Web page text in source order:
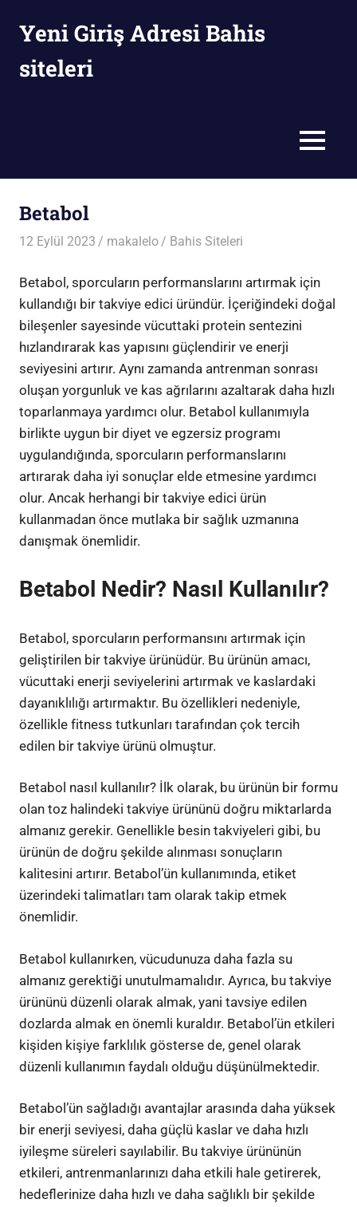
Yeni Giriş Adresi Bahis
siteleri
MENÜ
Betabol
12 Eylül 2023 makalelo Bahis Siteleri
Betabol, sporcuların performanslarını artırmak için
kullandığı bir takviye edici üründür. İçeriğindeki doğal
bileşenler sayesinde vücuttaki protein sentezini
hızlandırarak kas yapısını güçlendirir ve enerji
seviyesini artırır. Aynı zamanda antrenman sonrası
oluşan yorgunluk ve kas ağrılarını azaltarak daha hızlı
toparlanmaya yardımcı olur. Betabol kullanımıyla
birlikte uygun bir diyet ve egzersiz programı
uygulandığında, sporcuların performanslarını
artırarak daha iyi sonuçlar elde etmesine yardımcı
olur. Ancak herhangi bir takviye edici ürün
kullanmadan önce mutlaka bir sağlık uzmanına
danışmak önemlidir.
Betabol Nedir? Nasıl Kullanılır?
Betabol, sporcuların performansını artırmak için
geliştirilen bir takviye ürünüdür. Bu ürünün amacı,
vücuttaki enerji seviyelerini artırmak ve kaslardaki
dayanıklılığı artırmaktır. Bu özellikleri nedeniyle,
özellikle fitness tutkunları tarafından çok tercih
edilen bir takviye ürünü olmuştur.
Betabol nasıl kullanılır? İlk olarak, bu ürünün bir formu
olan toz halindeki takviye ürününü doğru miktarlarda
almanız gerekir. Genellikle besin takviyeleri gibi, bu
ürünün de doğru şekilde alınması sonuçların
kalitesini artırır. Betabol’ün kullanımında, etiket
üzerindeki talimatları tam olarak takip etmek
önemlidir.
Betabol kullanırken, vücudunuza daha fazla su
almanız gerektiği unutulmamalıdır. Ayrıca, bu takviye
ürününü düzenli olarak almak, yani tavsiye edilen
dozlarda almak en önemli kuraldır. Betabol’ün etkileri
kişiden kişiye farklılık gösterse de, genel olarak
düzenli kullanımın faydalı olduğu düşünülmektedir.
Betabol’ün sağladığı avantajlar arasında daha yüksek
bir enerji seviyesi, daha güçlü kaslar ve daha hızlı
iyileşme süreleri sayılabilir. Bu takviye ürününün
etkileri, antrenmanlarınızı daha etkili hale getirerek,
hedeflerinize daha hızlı ve daha sağlıklı bir şekilde